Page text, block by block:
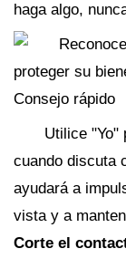
haga algo,
Consejo rápido
Utilice "Yo"
cuando discuta
ayudará a
vista y a
Corte el